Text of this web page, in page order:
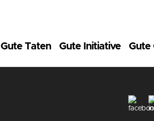
Gute Taten Gute Initiative Gute